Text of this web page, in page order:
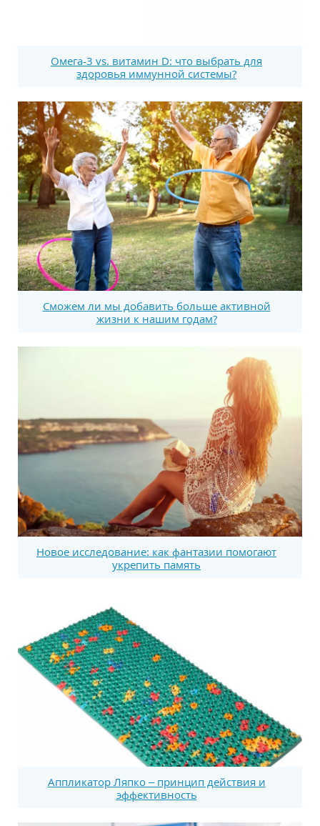
Омега-3 vs. витамин D: что выбрать для
здоровья иммунной системы?
Сможем ли мы добавить больше активной
жизни к нашим годам?
Новое исследование: как фантазии помогают
укрепить память
Аппликатор Ляпко – принцип действия и
эффективность